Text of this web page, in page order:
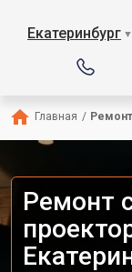
Екатеринбург ▼
Главная /
Ремонт